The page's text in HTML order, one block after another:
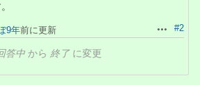
操作#2
9年前に更新
答中 から 終了 に変更